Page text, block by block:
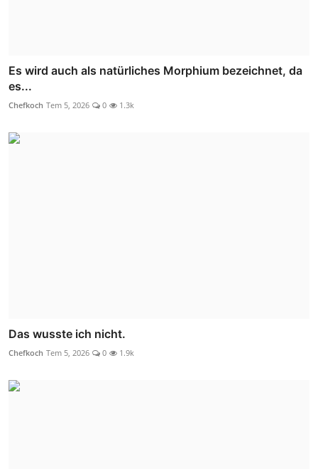
Es wird auch als natürliches Morphium bezeichnet, da
es...
Chefkoch Tem 5, 2026 0 1.3k
Das wusste ich nicht.
Chefkoch Tem 5, 2026 0 1.9k